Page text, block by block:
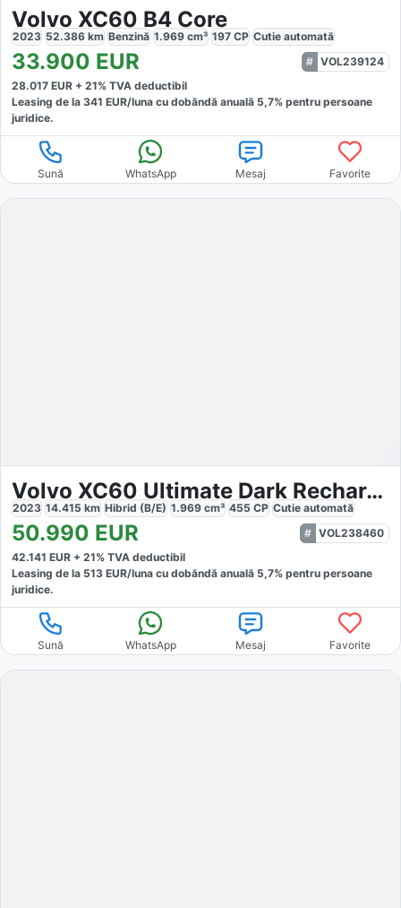
Volvo XC60 B4 Core
2023 52.386 km Benzină 1.969 cm³ 197 CP Cutie automată
33.900 EUR
VOL239124
28.017 EUR + 21% TVA deductibil
Leasing de la 341 EUR/luna cu dobăndă anuală 5,7% pentru persoane
juridice.
Sună WhatsApp Mesaj Favorite
Volvo XC60 Ultimate Dark Recharge Plug-In Hybrid AWD
2023 14.415 km Hibrid (B/E) 1.969 cm³ 455 CP Cutie automată
50.990 EUR
VOL238460
42.141 EUR + 21% TVA deductibil
Leasing de la 513 EUR/luna cu dobăndă anuală 5,7% pentru persoane
juridice.
Sună WhatsApp Mesaj Favorite